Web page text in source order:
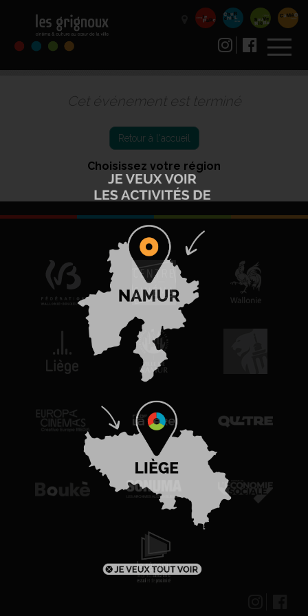
Cet événement est terminé
Retour à l'accueil
Choisissez votre région